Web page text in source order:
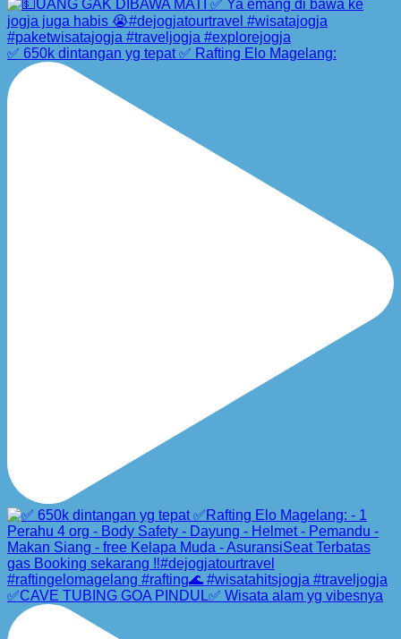
✅ 650k dintangan yg tepat ✅ Rafting Elo Magelang:
✅CAVE TUBING GOA PINDUL✅ Wisata alam yg vibesnya